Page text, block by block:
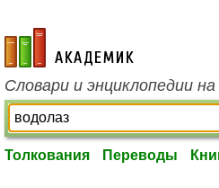
academic.ru
Словари и энциклопедии
Толкования Переводы